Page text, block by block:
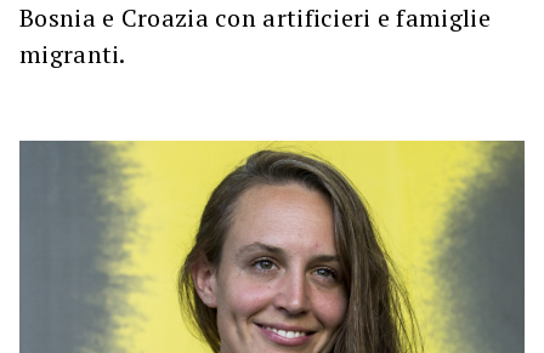
Bosnia e Croazia con artificieri e famiglie
migranti.